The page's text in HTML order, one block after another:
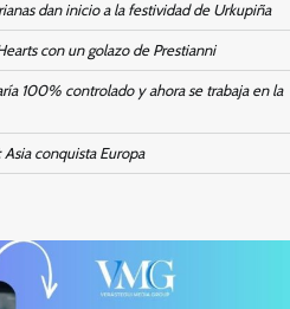
dan inicio a la festividad de Urkupiña
con un golazo de Prestianni
100% controlado y ahora se trabaja en la
Asia conquista Europa